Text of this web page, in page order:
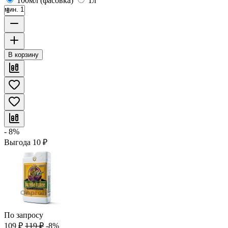
мин. 1
В корзину
- 8%
Выгода 10 ₽
По запросу
109 ₽ 119 ₽ -8%